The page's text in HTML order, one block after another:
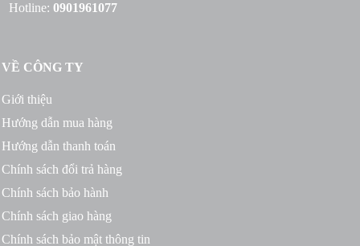
Hotline:0901961077
VỀ CÔNG TY
Giới thiệu
Hướng dẫn mua hàng
Hướng dẫn thanh toán
Chính sách đổi trả hàng
Chính sách bảo hành
Chính sách giao hàng
Chính sách bảo mật thông tin